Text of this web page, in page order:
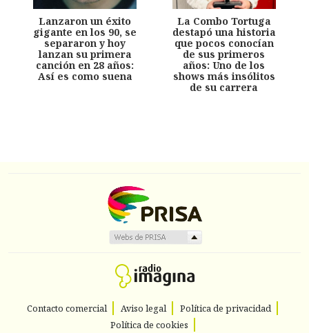
Lanzaron un éxito
gigante en los 90, se
separaron y hoy
lanzan su primera
canción en 28 años:
Así es como suena
La Combo Tortuga
destapó una historia
que pocos conocían
de sus primeros
años: Uno de los
shows más insólitos
de su carrera
Contacto comercial Aviso legal
Política de privacidad
Política de cookies